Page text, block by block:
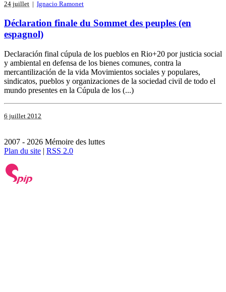
24 juillet | Ignacio Ramonet
Déclaration finale du Sommet des peuples (en
espagnol)
Declaración final cúpula de los pueblos en Rio+20 por justicia social
y ambiental en defensa de los bienes comunes, contra la
mercantilización de la vida Movimientos sociales y populares,
sindicatos, pueblos y organizaciones de la sociedad civil de todo el
mundo presentes en la Cúpula de los (...)
6 juillet 2012
2007 - 2026 Mémoire des luttes
Plan du site | RSS 2.0